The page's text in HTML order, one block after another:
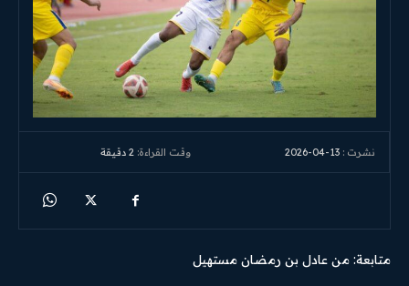
نشرت : 2026-04-13 وقت القراءة: 2 دقيقة
متابعة: من عادل بن رمضان مستهيل